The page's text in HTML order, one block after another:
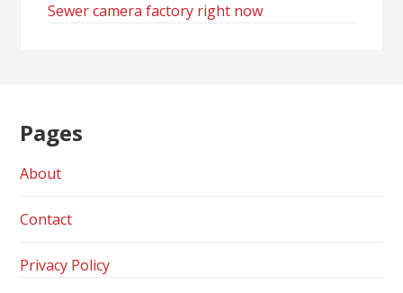
Sewer camera factory right now
Pages
About
Contact
Privacy Policy